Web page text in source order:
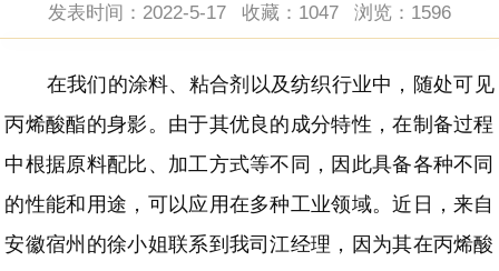
发表时间：2022-5-17 收藏：1047 浏览： 1596
在我们的涂料、粘合剂以及纺织行业中，随处可见
丙烯酸酯的身影。由于其优良的成分特性，在制备过程
中根据原料配比、加工方式等不同，因此具备各种不同
的性能和用途，可以应用在多种工业领域。近日，来自
安徽宿州的徐小姐联系到我司江经理，因为其在丙烯酸